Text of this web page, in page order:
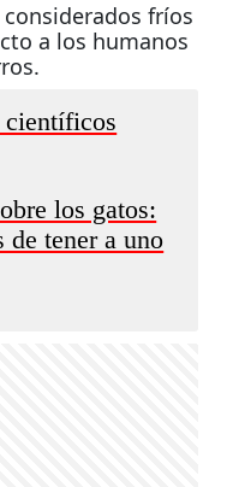
fríos
a los humanos
científicos
los gatos:
de tener a uno